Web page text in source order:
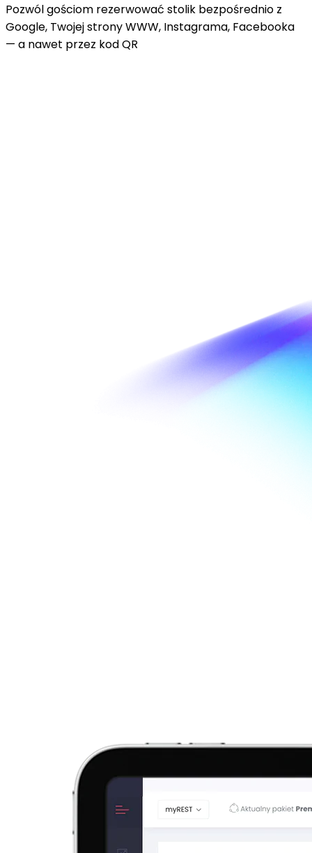
Pozwól gościom rezerwować stolik bezpośrednio z
Google, Twojej strony WWW, Instagrama, Facebooka
— a nawet przez kod QR